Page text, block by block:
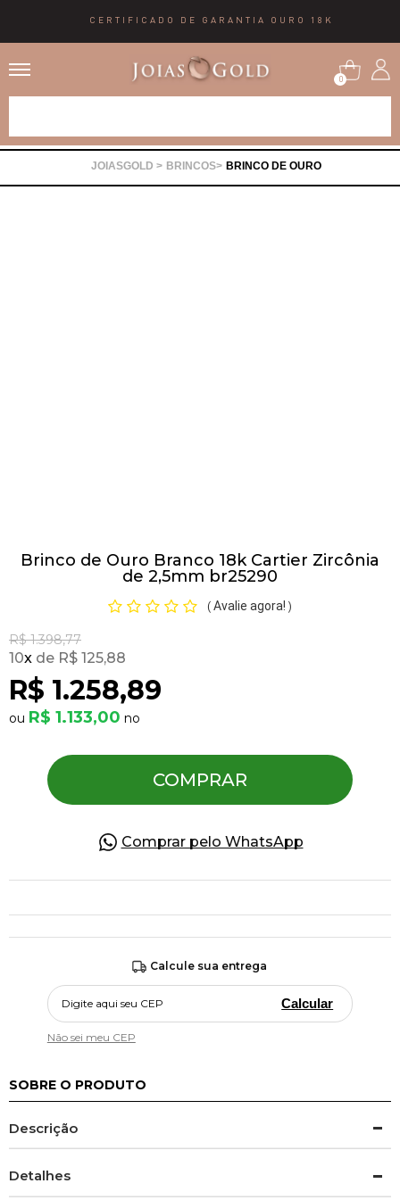
CERTIFICADO DE GARANTIA OURO 18K
0
BRINCOS BRINCO DE OURO
Brinco de Ouro Branco 18k Cartier Zircônia
de 2,5mm br25290
( Avalie agora! )
R$ 1.398,77
R$ 1.258,89
10x R$ 125,88
R$ 1.133,00
COMPRAR
Comprar pelo WhatsApp
Calcule sua entrega
Calcular
Não sei meu CEP
SOBRE O PRODUTO
Descrição
Detalhes
Pedras Preciosas
OFERTAS